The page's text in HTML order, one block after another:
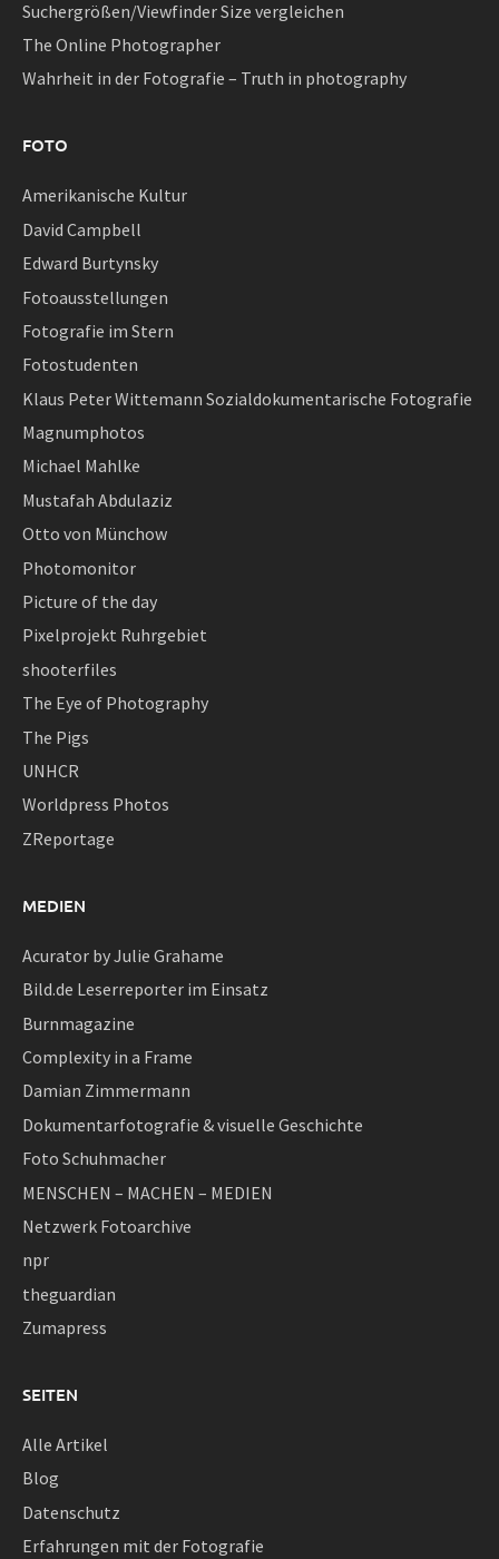
Suchergrößen/Viewfinder Size vergleichen
The Online Photographer
Wahrheit in der Fotografie – Truth in photography
FOTO
Amerikanische Kultur
David Campbell
Edward Burtynsky
Fotoausstellungen
Fotografie im Stern
Fotostudenten
Klaus Peter Wittemann Sozialdokumentarische Fotografie
Magnumphotos
Michael Mahlke
Mustafah Abdulaziz
Otto von Münchow
Photomonitor
Picture of the day
Pixelprojekt Ruhrgebiet
shooterfiles
The Eye of Photography
The Pigs
UNHCR
Worldpress Photos
ZReportage
MEDIEN
Acurator by Julie Grahame
Bild.de Leserreporter im Einsatz
Burnmagazine
Complexity in a Frame
Damian Zimmermann
Dokumentarfotografie & visuelle Geschichte
Foto Schuhmacher
MENSCHEN – MACHEN – MEDIEN
Netzwerk Fotoarchive
npr
theguardian
Zumapress
SEITEN
Alle Artikel
Blog
Datenschutz
Erfahrungen mit der Fotografie